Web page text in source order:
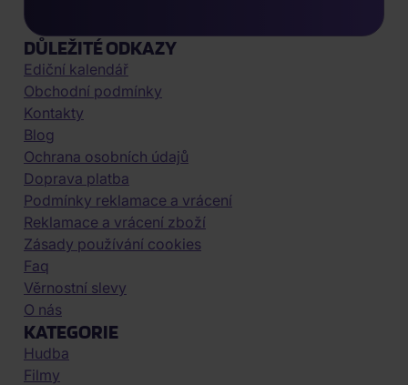
DŮLEŽITÉ ODKAZY
Ediční kalendář
Obchodní podmínky
Kontakty
Blog
Ochrana osobních údajů
Doprava platba
Podmínky reklamace a vrácení
Reklamace a vrácení zboží
Zásady používání cookies
Faq
Věrnostní slevy
O nás
KATEGORIE
Hudba
Filmy